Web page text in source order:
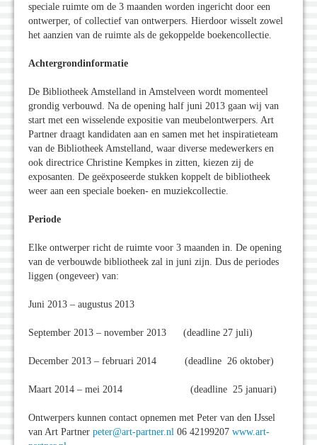
speciale ruimte om de 3 maanden worden ingericht door een
ontwerper, of collectief van ontwerpers. Hierdoor wisselt zowel
het aanzien van de ruimte als de gekoppelde boekencollectie.
Achtergrondinformatie
De Bibliotheek Amstelland in Amstelveen wordt momenteel
grondig verbouwd. Na de opening half juni 2013 gaan wij van
start met een wisselende expositie van meubelontwerpers. Art
Partner draagt kandidaten aan en samen met het inspiratieteam
van de Bibliotheek Amstelland, waar diverse medewerkers en
ook directrice Christine Kempkes in zitten, kiezen zij de
exposanten. De geëxposeerde stukken koppelt de bibliotheek
weer aan een speciale boeken- en muziekcollectie.
Periode
Elke ontwerper richt de ruimte voor 3 maanden in. De opening
van de verbouwde bibliotheek zal in juni zijn. Dus de periodes
liggen (ongeveer) van:
Juni 2013 – augustus 2013
September 2013 – november 2013 (deadline 27 juli)
December 2013 – februari 2014 (deadline 26 oktober)
Maart 2014 – mei 2014 (deadline 25 januari)
Ontwerpers kunnen contact opnemen met Peter van den IJssel
van Art Partner peter@art-partner.nl 06 42199207 www.art-